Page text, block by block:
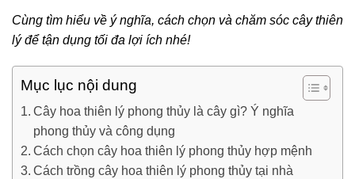
Cùng tìm hiểu về ý nghĩa, cách chọn và chăm sóc cây thiên
lý để tận dụng tối đa lợi ích nhé!
Mục lục nội dung
Cây hoa thiên lý phong thủy là cây gì? Ý nghĩa
phong thủy và công dụng
Cách chọn cây hoa thiên lý phong thủy hợp mệnh
Cách trồng cây hoa thiên lý phong thủy tại nhà